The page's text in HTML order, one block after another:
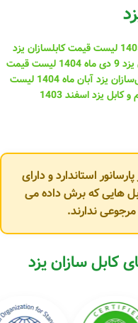
لیست قیمت کابلسازان یزد
1404
لیست قیمت
یزد آبان ماه 1404
لیست
یزد اسفند 1403
استاندارد و دارای
هایی که برش داده می
ندارند.
کابل سازان یزد